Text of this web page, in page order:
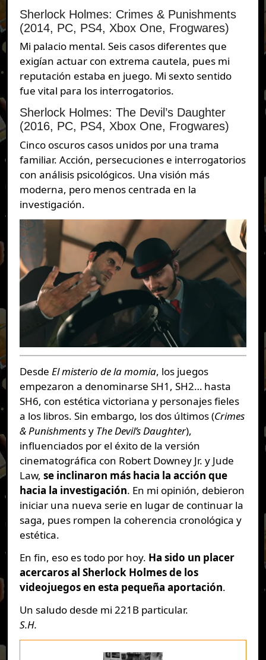
Sherlock Holmes: Crimes & Punishments
(2014, PC, PS4, Xbox One, Frogwares)
Mi palacio mental. Seis casos diferentes que
exigían actuar con extrema cautela, pues mi
reputación estaba en juego. Mi sexto sentido
fue vital para los interrogatorios.
Sherlock Holmes: The Devil’s Daughter
(2016, PC, PS4, Xbox One, Frogwares)
Cinco oscuros casos unidos por una trama
familiar. Acción, persecuciones e interrogatorios
con análisis psicológicos. Una visión más
moderna, pero menos centrada en la
investigación.
Desde El misterio de la momia, los juegos
empezaron a denominarse SH1, SH2… hasta
SH6, con estética victoriana y personajes fieles
a los libros. Sin embargo, los dos últimos (Crimes
& Punishmentsy The Devil’s Daughter),
influenciados por el éxito de la versión
cinematográfica con Robert Downey Jr. y Jude
Law, se inclinaron más hacia la acción que
hacia la investigación. En mi opinión, debieron
iniciar una nueva serie en lugar de continuar la
saga, pues rompen la coherencia cronológica y
estética.
En fin, eso es todo por hoy. Ha sido un placer
acercaros al Sherlock Holmes de los
videojuegos en esta pequeña aportación.
Un saludo desde mi 221B particular.
S.H.